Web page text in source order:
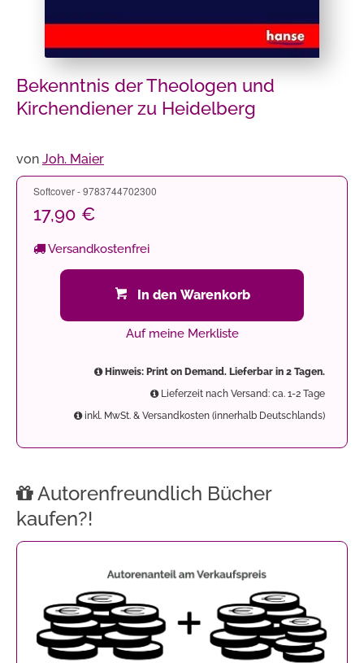
Bekenntnis der Theologen und
Kirchendiener zu Heidelberg
von Joh. Maier
Softcover - 9783744702300
17,90 €
Versandkostenfrei
In den Warenkorb
Auf meine Merkliste
Hinweis: Print on Demand. Lieferbar in 2 Tagen.
Lieferzeit nach Versand: ca. 1-2 Tage
inkl. MwSt. & Versandkosten (innerhalb Deutschlands)
Autorenfreundlich Bücher
kaufen?!